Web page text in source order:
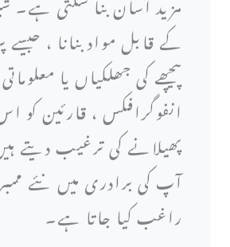
کے قابل مواد بنانا ،
پیچھے کی جھلکیاں یا معلوماتی
انفوگرافکس ، قارئین کو
پھیلانے کی ترغیب دیتے
آپ کی برادری میں نئے
راغب کیا جاتا ہے۔